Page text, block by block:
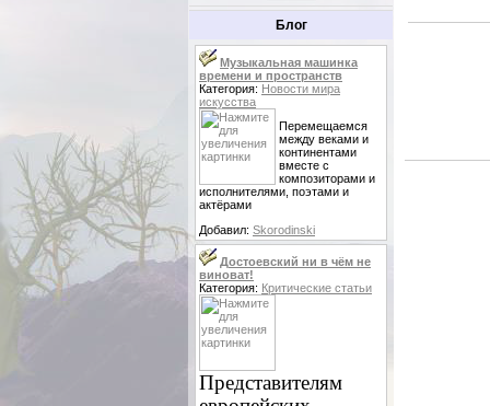
Блог
Музыкальная машинка
времени и пространств
Категория: Новости мира
искусства
Перемещаемся
между веками и
континентами
вместе с
композиторами и
исполнителями, поэтами и
актёрами
Добавил: Skorodinski
Достоевский ни в чём не
виноват!
Категория: Критические статьи
Представителям